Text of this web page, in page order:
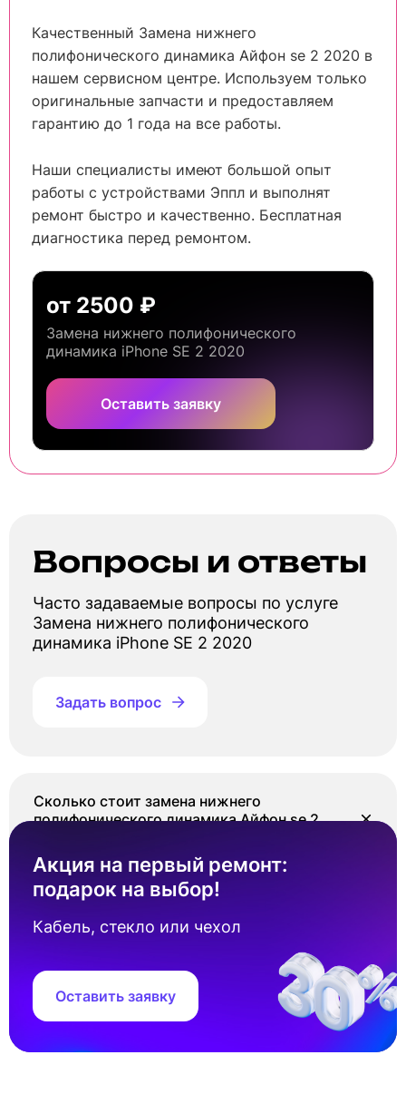
Качественный Замена нижнего
полифонического динамика Айфон se 2 2020 в
нашем сервисном центре. Используем только
оригинальные запчасти и предоставляем
гарантию до 1 года на все работы.
Наши специалисты имеют большой опыт
работы с устройствами Эппл и выполнят
ремонт быстро и качественно. Бесплатная
диагностика перед ремонтом.
от 2500 ₽
Замена нижнего полифонического
динамика iPhone SE 2 2020
Оставить заявку
Вопросы и ответы
Часто задаваемые вопросы по услуге
Замена нижнего полифонического
динамика iPhone SE 2 2020
Задать вопрос
Акция на первый ремонт:
подарок на выбор!
Кабель, стекло или чехол
Оставить заявку
Сколько стоит замена нижнего
полифонического динамика Айфон se 2
Стоимость замена нижнего полифонического
динамика Айфон se 2 2020 составляет от 2
500 ₽. Точная цена зависит от наличия
запчастей под ваш серийный номер